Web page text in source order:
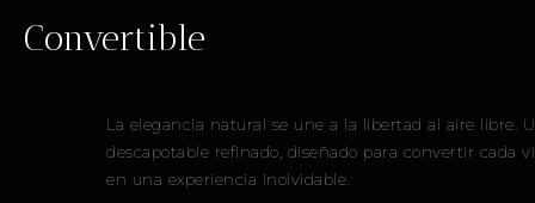
Convertible
La elegancia natural se une a la libertad al aire libre. Un
descapotable refinado, diseñado para convertir cada viaje
en una experiencia inolvidable.